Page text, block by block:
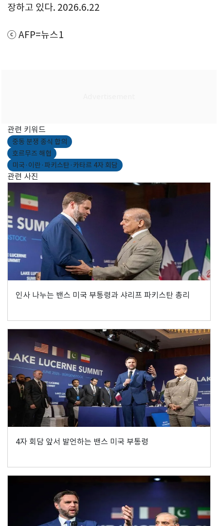
장하고 있다. 2026.6.22
ⓒ AFP=뉴스1
관련 키워드
중동 분쟁 종식 합의
호르무즈 해협
미국·이란·파키스탄·카타르 4자 회담
관련 사진
인사 나누는 밴스 미국 부통령과 샤리프 파키스탄 총리
4자 회담 앞서 발언하는 밴스 미국 부통령